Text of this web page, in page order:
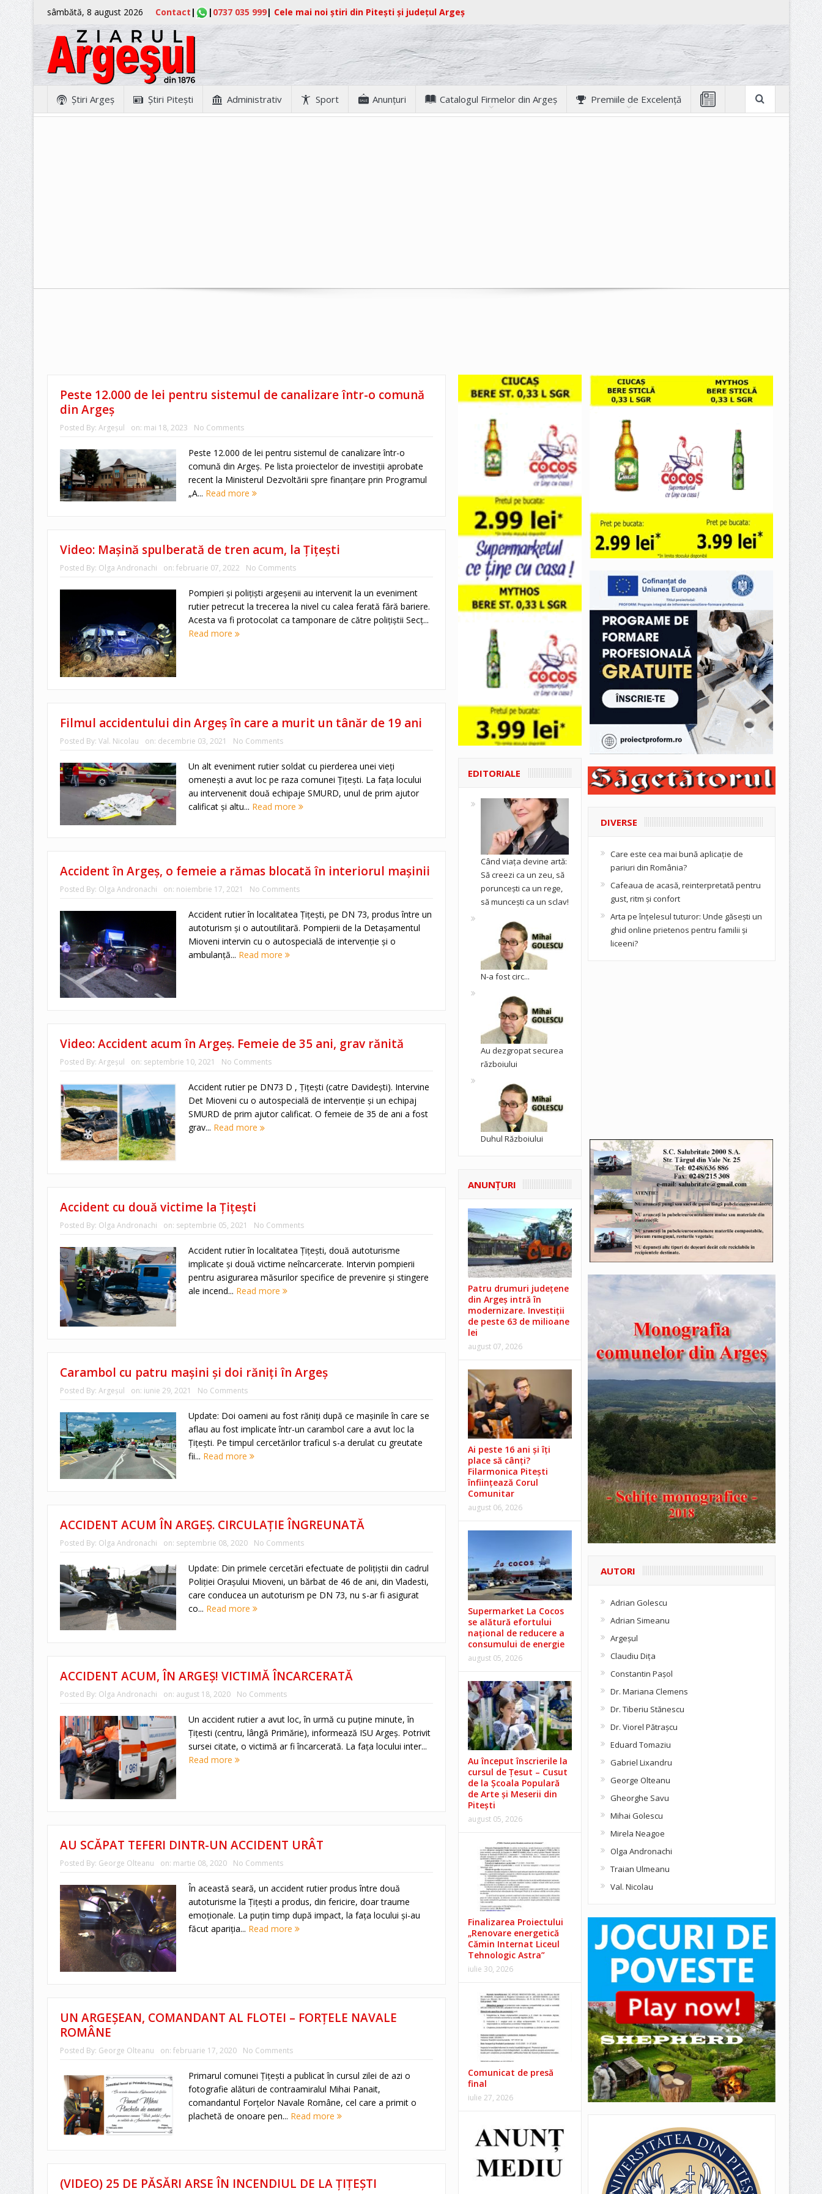
sâmbătă, 8 august 2026 Contact | | 0737 035 999| Cele mai noi știri din Pitești și județul Argeș
Ştiri Argeş Ştiri Piteşti Administrativ Sport Anunţuri Catalogul Firmelor din Argeș Premiile de Excelență
Peste 12.000 de lei pentru sistemul de canalizare într-o comună
din Argeș
Posted By: Argeşul on: mai 18, 2023 No Comments
Peste 12.000 de lei pentru sistemul de canalizare într-o
comună din Argeș. Pe lista proiectelor de investiții aprobate
recent la Ministerul Dezvoltării spre finanțare prin Programul
„A... Read more
Video: Mașină spulberată de tren acum, la Țițești
Posted By: Olga Andronachi on: februarie 07, 2022 No Comments
Pompieri și polițiști argeșenii au intervenit la un eveniment
rutier petrecut la trecerea la nivel cu calea ferată fără bariere.
Acesta va fi protocolat ca tamponare de către polițiștii Secț...
Read more
Filmul accidentului din Argeș în care a murit un tânăr de 19 ani
Posted By: Val. Nicolau on: decembrie 03, 2021 No Comments
Un alt eveniment rutier soldat cu pierderea unei vieţi
omeneşti a avut loc pe raza comunei Ţiţeşti. La fața locului
au intervenenit două echipaje SMURD, unul de prim ajutor
calificat și altu... Read more
Accident în Argeș, o femeie a rămas blocată în interiorul mașinii
Posted By: Olga Andronachi on: noiembrie 17, 2021 No Comments
Accident rutier în localitatea Țițești, pe DN 73, produs între un
autoturism și o autoutilitară. Pompierii de la Detașamentul
Mioveni intervin cu o autospecială de intervenție și o
ambulanță... Read more
Video: Accident acum în Argeș. Femeie de 35 ani, grav rănită
Posted By: Argeşul on: septembrie 10, 2021 No Comments
Accident rutier pe DN73 D , Țițești (catre Davidești). Intervine
Det Mioveni cu o autospecială de intervenție și un echipaj
SMURD de prim ajutor calificat. O femeie de 35 de ani a fost
grav... Read more
Accident cu două victime la Țițești
Posted By: Olga Andronachi on: septembrie 05, 2021 No Comments
Accident rutier în localitatea Țițești, două autoturisme
implicate și două victime neîncarcerate. Intervin pompierii
pentru asigurarea măsurilor specifice de prevenire și stingere
ale incend... Read more
Carambol cu patru maşini şi doi răniţi în Argeș
Posted By: Argeşul on: iunie 29, 2021 No Comments
Update: Doi oameni au fost răniţi după ce maşinile în care se
aflau au fost implicate într-un carambol care a avut loc la
Ţiţeşti. Pe timpul cercetărilor traficul s-a derulat cu greutate
fii... Read more
ACCIDENT ACUM ÎN ARGEȘ. CIRCULAȚIE ÎNGREUNATĂ
Posted By: Olga Andronachi on: septembrie 08, 2020 No Comments
Update: Din primele cercetări efectuate de polițiștii din cadrul
Poliției Orașului Mioveni, un bărbat de 46 de ani, din Vladesti,
care conducea un autoturism pe DN 73, nu s-ar fi asigurat
co... Read more
ACCIDENT ACUM, ÎN ARGEȘ! VICTIMĂ ÎNCARCERATĂ
Posted By: Olga Andronachi on: august 18, 2020 No Comments
Un accident rutier a avut loc, în urmă cu puține minute, în
Țițesti (centru, lângă Primărie), informează ISU Argeș. Potrivit
sursei citate, o victimă ar fi încarcerată. La fața locului inter...
Read more
AU SCĂPAT TEFERI DINTR-UN ACCIDENT URÂT
Posted By: George Olteanu on: martie 08, 2020 No Comments
În această seară, un accident rutier produs între două
autoturisme la Țițești a produs, din fericire, doar traume
emoţionale. La puţin timp după impact, la faţa locului şi-au
făcut apariţia... Read more
UN ARGEŞEAN, COMANDANT AL FLOTEI – FORŢELE NAVALE
ROMÂNE
Posted By: George Olteanu on: februarie 17, 2020 No Comments
Primarul comunei Ţiţeşti a publicat în cursul zilei de azi o
fotografie alături de contraamiralul Mihai Panait,
comandantul Forţelor Navale Române, cel care a primit o
plachetă de onoare pen... Read more
(VIDEO) 25 DE PĂSĂRI ARSE ÎN INCENDIUL DE LA ŢIŢEŞTI
EDITORIALE
Când viața devine artă:
Să creezi ca un zeu, să
poruncești ca un rege,
să muncești ca un sclav!
N-a fost circ...
Au dezgropat securea
războiului
Duhul Războiului
ANUNŢURI
Patru drumuri județene
din Argeș intră în
modernizare. Investiții
de peste 63 de milioane
lei
august 07, 2026
Ai peste 16 ani și îți
place să cânți?
Filarmonica Pitești
înființează Corul
Comunitar
august 06, 2026
Supermarket La Cocos
se alătură efortului
național de reducere a
consumului de energie
august 05, 2026
Au început înscrierile la
cursul de Țesut – Cusut
de la Școala Populară
de Arte și Meserii din
Pitești
august 05, 2026
Finalizarea Proiectului
„Renovare energetică
Cămin Internat Liceul
Tehnologic Astra”
iulie 30, 2026
Comunicat de presă
final
iulie 27, 2026
DIVERSE
Care este cea mai bună aplicație de
pariuri din România?
Cafeaua de acasă, reinterpretată pentru
gust, ritm și confort
Arta pe înțelesul tuturor: Unde găsești un
ghid online prietenos pentru familii și
liceeni?
AUTORI
Adrian Golescu
Adrian Simeanu
Argeşul
Claudiu Diţa
Constantin Pașol
Dr. Mariana Clemens
Dr. Tiberiu Stănescu
Dr. Viorel Pătraşcu
Eduard Tomaziu
Gabriel Lixandru
George Olteanu
Gheorghe Savu
Mihai Golescu
Mirela Neagoe
Olga Andronachi
Traian Ulmeanu
Val. Nicolau